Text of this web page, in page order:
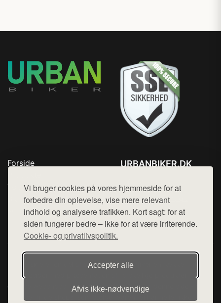
Vi bruger cookies på vores hjemmeside for at
forbedre din oplevelse, vise mere relevant
indhold og analysere trafikken. Kort sagt: for at
siden fungerer bedre – ikke for at være irriterende.
Cookie- og privatlivspolitik.
Accepter alle
Afvis ikke‑nødvendige
Forside
Top Rabatter
Blog
Kontakt
URBANBIKER.DK
Mail: hej@want.dk
Cookie- og privatlivspolitik
Denne side er en del af want.dk, der udgiver en række
hjemmesider med præsentation af forskellige produkter fra
diverse webshops. Der sælges ikke varer fra denne side - vi